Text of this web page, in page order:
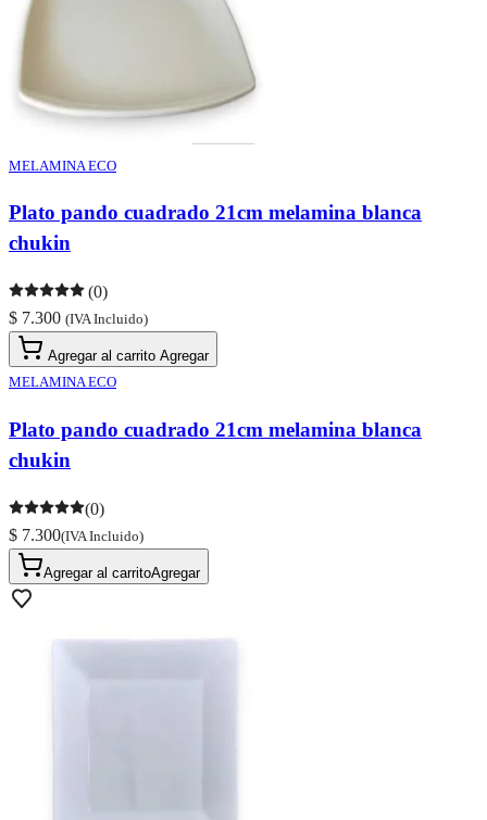
MELAMINA ECO
Plato pando cuadrado 21cm melamina blanca
chukin
(0)
$ 7.300 (IVA Incluido)
Agregar al carrito Agregar
MELAMINA ECO
Plato pando cuadrado 21cm melamina blanca
chukin
(0)
$ 7.300(IVA Incluido)
Agregar al carritoAgregar